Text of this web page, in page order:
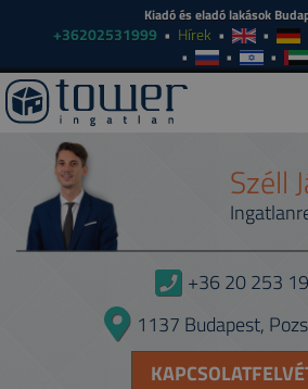
Kiadó és eladó lakások
+36202531999 Hírek
Széll
+36 20 253
1137 Budapest,